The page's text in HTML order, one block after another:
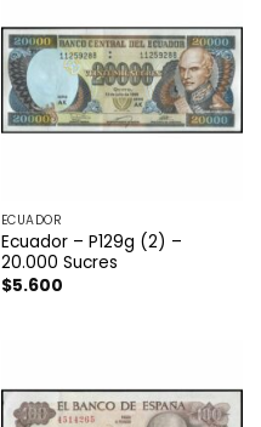
ECUADOR
Ecuador – P129g (2) –
20.000 Sucres
$5.600